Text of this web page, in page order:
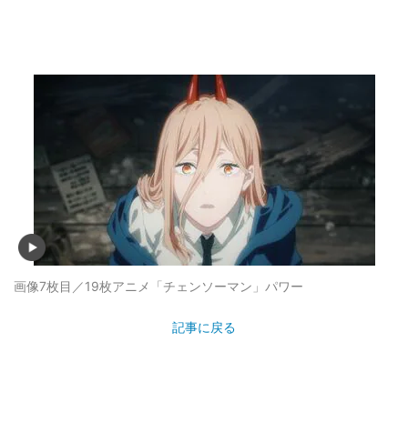
画像7枚目／19枚アニメ「チェンソーマン」パワー
記事に戻る